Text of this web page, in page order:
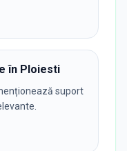
în Ploiesti
suport